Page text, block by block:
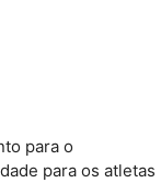
para o
para os atletas